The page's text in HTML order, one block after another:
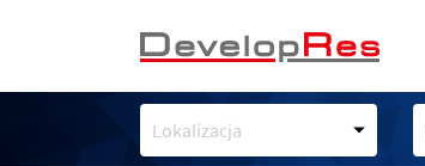
Lokalizacja